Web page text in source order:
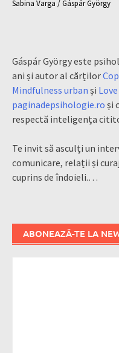
Sabina Varga / Gáspár György
Gáspár György este
ani și autor al cărților
Mindfulness urban și
paginadepsihologie.ro și
respectă inteligența
Te invit să asculți un
comunicare, relații și
cuprins de îndoieli.…
ABONEAZĂ-TE LA